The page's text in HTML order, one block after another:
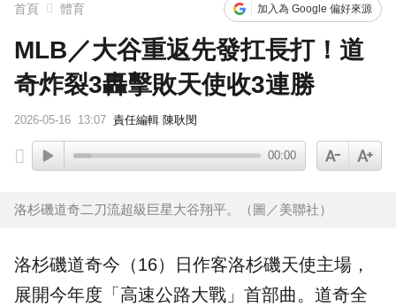
首頁 體育 加入為 Google 偏好來源
MLB／大谷重返先發扛長打！道
奇炸裂3轟擊敗天使收3連勝
2026-05-16 13:07 責任編輯 陳耿閔
00:00
洛杉磯道奇二刀流超級巨星大谷翔平。（圖／美聯社）
洛杉磯道奇今（16）日作客洛杉磯天使主場，
展開今年度「高速公路大戰」首部曲。道奇全